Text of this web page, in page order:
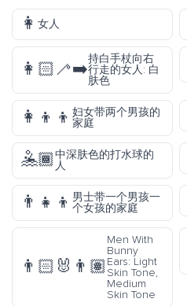
👩 女人
👩🏻‍🦯‍➡️
持白手杖向右
行走的女人: 白
肤色
👩‍👦‍👦 妇女带两个男孩的
家庭
🤽🏾中深肤色的打水球的
人
👨‍👧‍👦 男士带一个男孩一
个女孩的家庭
👨🏻‍🐰‍👨🏽
Men With
Bunny
Ears: Light
Skin Tone,
Medium
Skin Tone